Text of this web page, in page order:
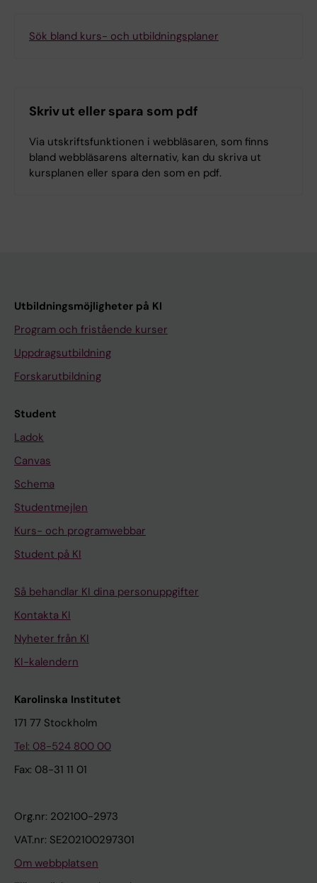
Sök bland kurs- och utbildningsplaner
Skriv ut eller spara som pdf
Via utskriftsfunktionen i webbläsaren, som finns
bland webbläsarens alternativ, kan du skriva ut
kursplanen eller spara den som en pdf.
Utbildningsmöjligheter på KI
Program och fristående kurser
Uppdragsutbildning
Forskarutbildning
Student
Ladok
Canvas
Schema
Studentmejlen
Kurs- och programwebbar
Student på KI
Så behandlar KI dina personuppgifter
Kontakta KI
Nyheter från KI
KI-kalendern
Karolinska Institutet
171 77 Stockholm
Tel: 08-524 800 00
Fax: 08-31 11 01
Org.nr: 202100-2973
VAT.nr: SE202100297301
Om webbplatsen